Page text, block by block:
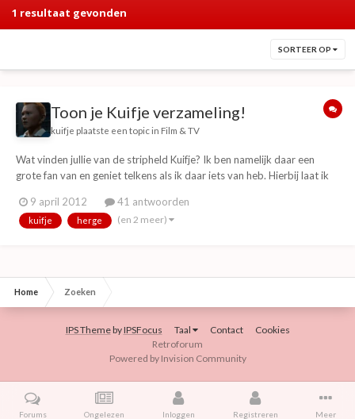
1 resultaat gevonden
SORTEER OP
Toon je Kuifje verzameling!
kuifje plaatste een topic in Film & TV
Wat vinden jullie van de stripheld Kuifje? Ik ben namelijk daar een
grote fan van en geniet telkens als ik daar iets van heb. Hierbij laat ik
vinden?
9 april 2012 41 antwoorden
kuifje herge (en 2 meer)
Home Zoeken
IPS ThemebyIPSFocus Taal Contact
Cookies
Retroforum
Powered by Invision Community
Forums Ongelezen Inloggen Registreren Meer